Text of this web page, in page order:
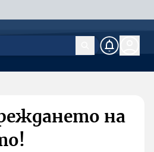
на